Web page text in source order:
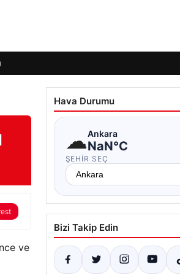
ve
Hava Durumu
☁Ankara
NaN°C
ŞEHIR SEÇ
Bizi Takip Edin